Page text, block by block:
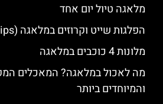
מלאגה טיול יום אחד
הפלגות שייט וקרוזים במלאגה (Malaga Boat Trips)
מלונות 4 כוכבים במלאגה
מה לאכול במלאגה? המאכלים
והמיוחדים ביותר